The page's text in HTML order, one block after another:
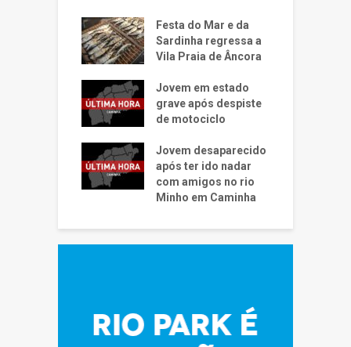
Festa do Mar e da
Sardinha regressa a
Vila Praia de Âncora
Jovem em estado
grave após despiste
de motociclo
Jovem desaparecido
após ter ido nadar
com amigos no rio
Minho em Caminha